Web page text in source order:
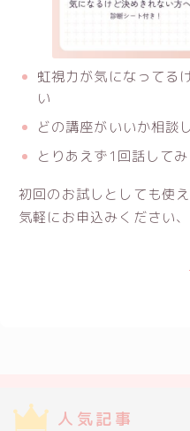
虹視力が気になってる
い
どの講座がいいか相談
とりあえず1回話して
初回のお試しとしても使
気軽にお申込みください、
人気記事